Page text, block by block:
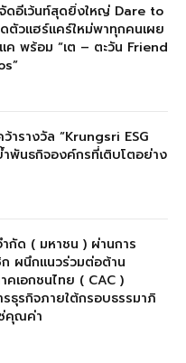
ดอีเว้นท์สุดยิ่งใหญ่ Dare to
ตัวแฮร์แคร์ใหม่พาทุกคนเผย
ค พร้อม “เต – ตะวัน Friend
ารางวัล “Krungsri ESG
พันธกิจองค์กรที่เติบโตอย่าง
กัด ( มหาชน ) ผ่านการ
ผนึกแนวร่วมต่อต้าน
เอกชนไทย ( CAC )
ธุรกิจภายใต้กรอบธรรมาภิ
คุณค่า